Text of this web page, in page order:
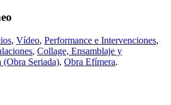
, Vídeo, Performance e Intervenciones,
, Collage, Ensamblaje y
(Obra Seriada), Obra Efímera.